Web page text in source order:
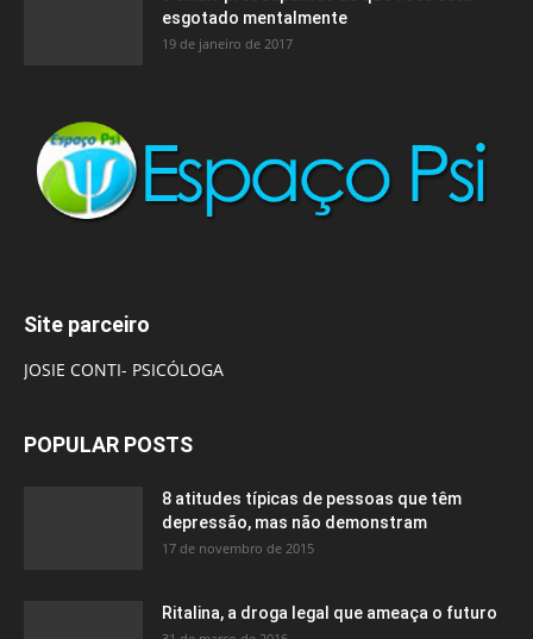
esgotado mentalmente
19 de janeiro de 2017
Site parceiro
JOSIE CONTI- PSICÓLOGA
POPULAR POSTS
8 atitudes típicas de pessoas que têm
depressão, mas não demonstram
17 de novembro de 2015
Ritalina, a droga legal que ameaça o futuro